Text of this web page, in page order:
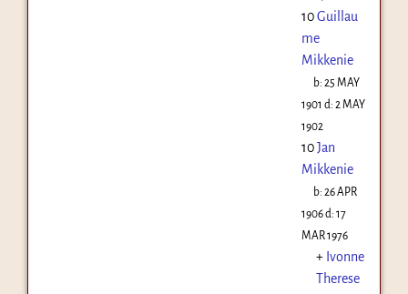
10Guillau
me
Mikkenie
b:25 MAY
1901 d: 2 MAY
1902
10Jan
Mikkenie
b:26 APR
1906d: 17
MAR 1976
+ Ivonne
Therese